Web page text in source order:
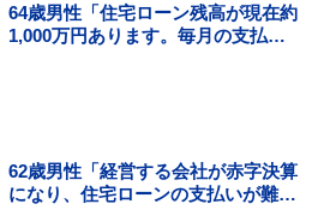
64歳男性「住宅ローン残高が現在約
1,000万円あります。毎月の支払い
62歳男性「経営する会社が赤字決算
になり、住宅ローンの支払いが難し